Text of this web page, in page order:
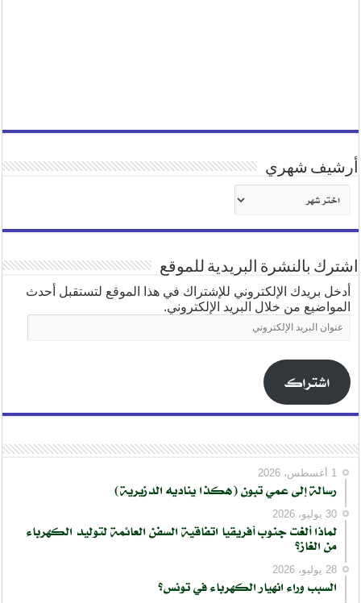
أرشيف شهري
شهري
اشترك بالنشرة البريدية للموقع
أدخل بريدك الإلكتروني للإشتراك في هذا الموقع لتستقبل أحدث
المواضيع من خلال البريد الإلكتروني.
عنوان
البريد
اشتراك
1 أغسطس، 2026
رسالة إلى عمي تبون (هكذا يناديه الدزيرية)
30 يوليو، 2026
لماذا ألغت جنوب أفريقيا اتفاقية السفن العائمة لتوليد الكهرباء
من الغاز؟
28 يوليو، 2026
السبب وراء انهيار الكهرباء في تونس؟